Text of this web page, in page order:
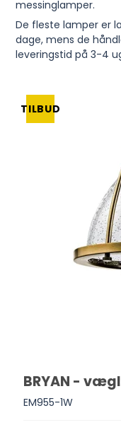
messinglamper.
De fleste lamper er
dage, mens de
leveringstid på 3-4
TILBUD
BRYAN -
EM955-1W